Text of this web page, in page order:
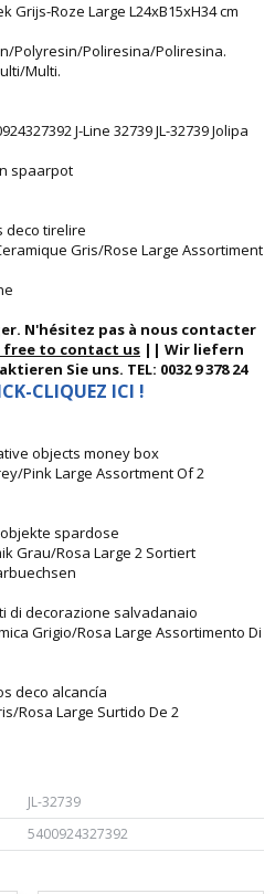
Grijs-Roze Large L24xB15xH34 cm
Polyresin/Poliresina/Poliresina.
Multi.
J-Line 32739 JL-32739 Jolipa
spaarpot
deco tirelire
Gris/Rose Large Assortiment
N'hésitez pas à nous contacter
free to contact us || Wir liefern
Sie uns. TEL: 0032 9 378 24
CLIQUEZ ICI !
objects money box
Pink Large Assortment Of 2
objekte spardose
Grau/Rosa Large 2 Sortiert
di decorazione salvadanaio
Grigio/Rosa Large Assortimento Di
deco alcancía
Rosa Large Surtido De 2
JL-32739
5400924327392